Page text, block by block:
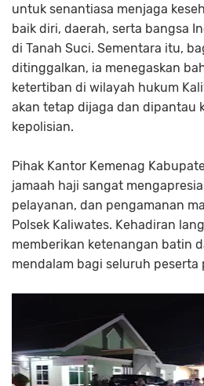
untuk senantiasa menjaga
baik diri, daerah, serta bangsa
di Tanah Suci. Sementara itu,
ditinggalkan, ia menegaskan
ketertiban di wilayah hukum
akan tetap dijaga dan dipantau
kepolisian.
Pihak Kantor Kemenag
jamaah haji sangat
pelayanan, dan pengamanan
Polsek Kaliwates. Kehadiran
memberikan ketenangan batin
mendalam bagi seluruh peserta